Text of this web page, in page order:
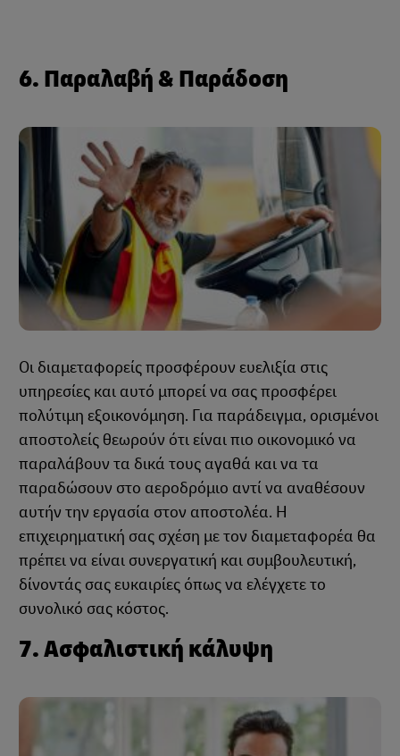
6. Παραλαβή & Παράδοση
Οι διαμεταφορείς προσφέρουν ευελιξία στις
υπηρεσίες και αυτό μπορεί να σας προσφέρει
πολύτιμη εξοικονόμηση. Για παράδειγμα, ορισμένοι
αποστολείς θεωρούν ότι είναι πιο οικονομικό να
παραλάβουν τα δικά τους αγαθά και να τα
παραδώσουν στο αεροδρόμιο αντί να αναθέσουν
αυτήν την εργασία στον αποστολέα. Η
επιχειρηματική σας σχέση με τον διαμεταφορέα θα
πρέπει να είναι συνεργατική και συμβουλευτική,
δίνοντάς σας ευκαιρίες όπως να ελέγχετε το
συνολικό σας κόστος.
7. Ασφαλιστική κάλυψη